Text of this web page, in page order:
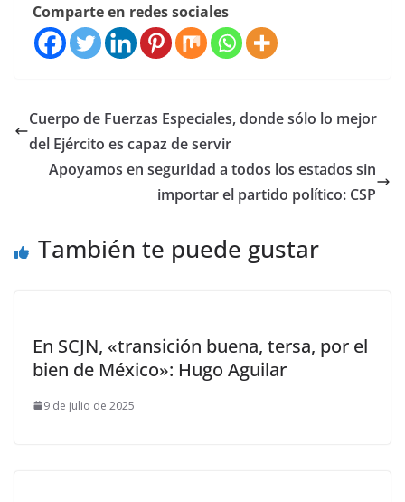
Comparte en redes sociales
Cuerpo de Fuerzas Especiales, donde sólo lo mejor
del Ejército es capaz de servir
Apoyamos en seguridad a todos los estados sin
importar el partido político: CSP
También te puede gustar
En SCJN, «transición buena, tersa, por el
bien de México»: Hugo Aguilar
9 de julio de 2025